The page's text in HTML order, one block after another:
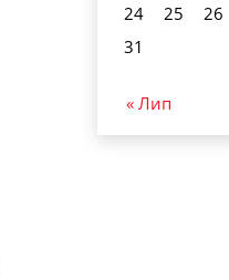
24
25 26
31
« Лип